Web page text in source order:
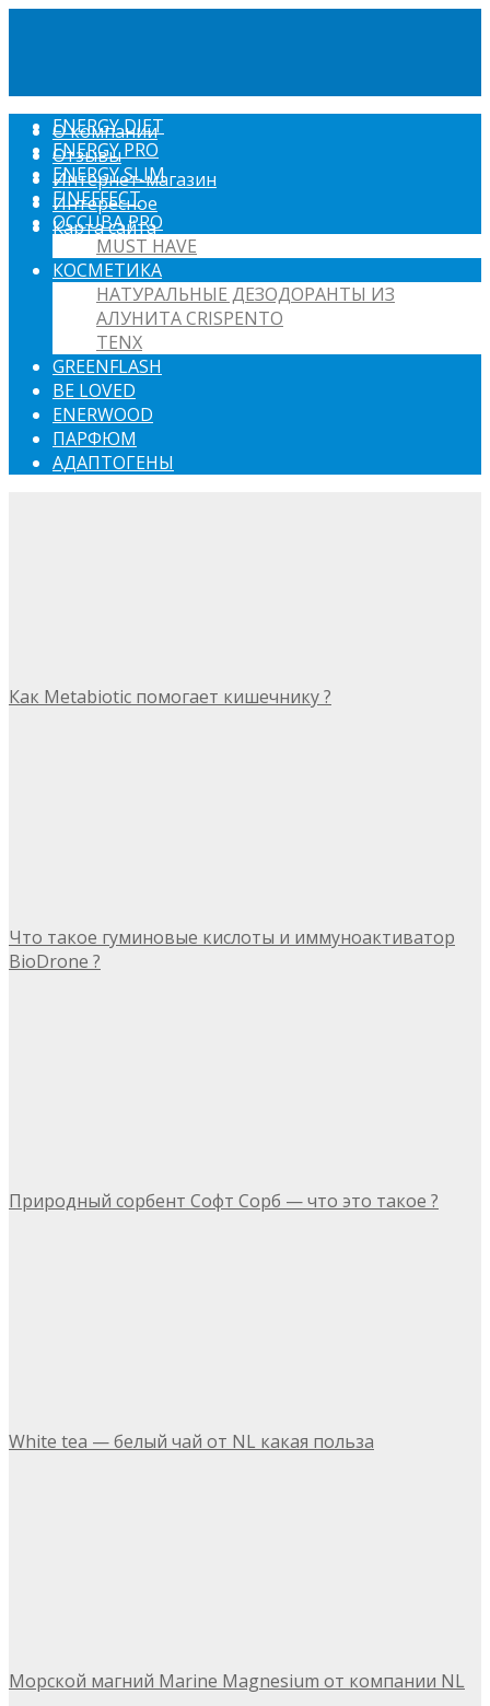
О компании
Отзывы
Интернет-магазин
Интересное
Карта сайта
ENERGY DIET
ENERGY PRO
ENERGY SLIM
FINEFFECT
OCCUBA PRO
MUST HAVE
КОСМЕТИКА
НАТУРАЛЬНЫЕ ДЕЗОДОРАНТЫ ИЗ
АЛУНИТА CRISPENTO
TENX
GREENFLASH
BE LOVED
ENERWOOD
ПАРФЮМ
АДАПТОГЕНЫ
Как Metabiotic помогает кишечнику ?
Что такое гуминовые кислоты и иммуноактиватор
BioDrone ?
Природный сорбент Софт Сорб — что это такое ?
White tea — белый чай от NL какая польза
Морской магний Marine Magnesium от компании NL